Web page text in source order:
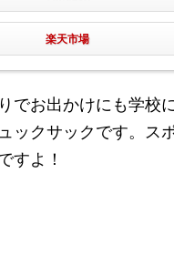
楽天市場
でお出かけにも学校
ックサックです。ス
すよ！